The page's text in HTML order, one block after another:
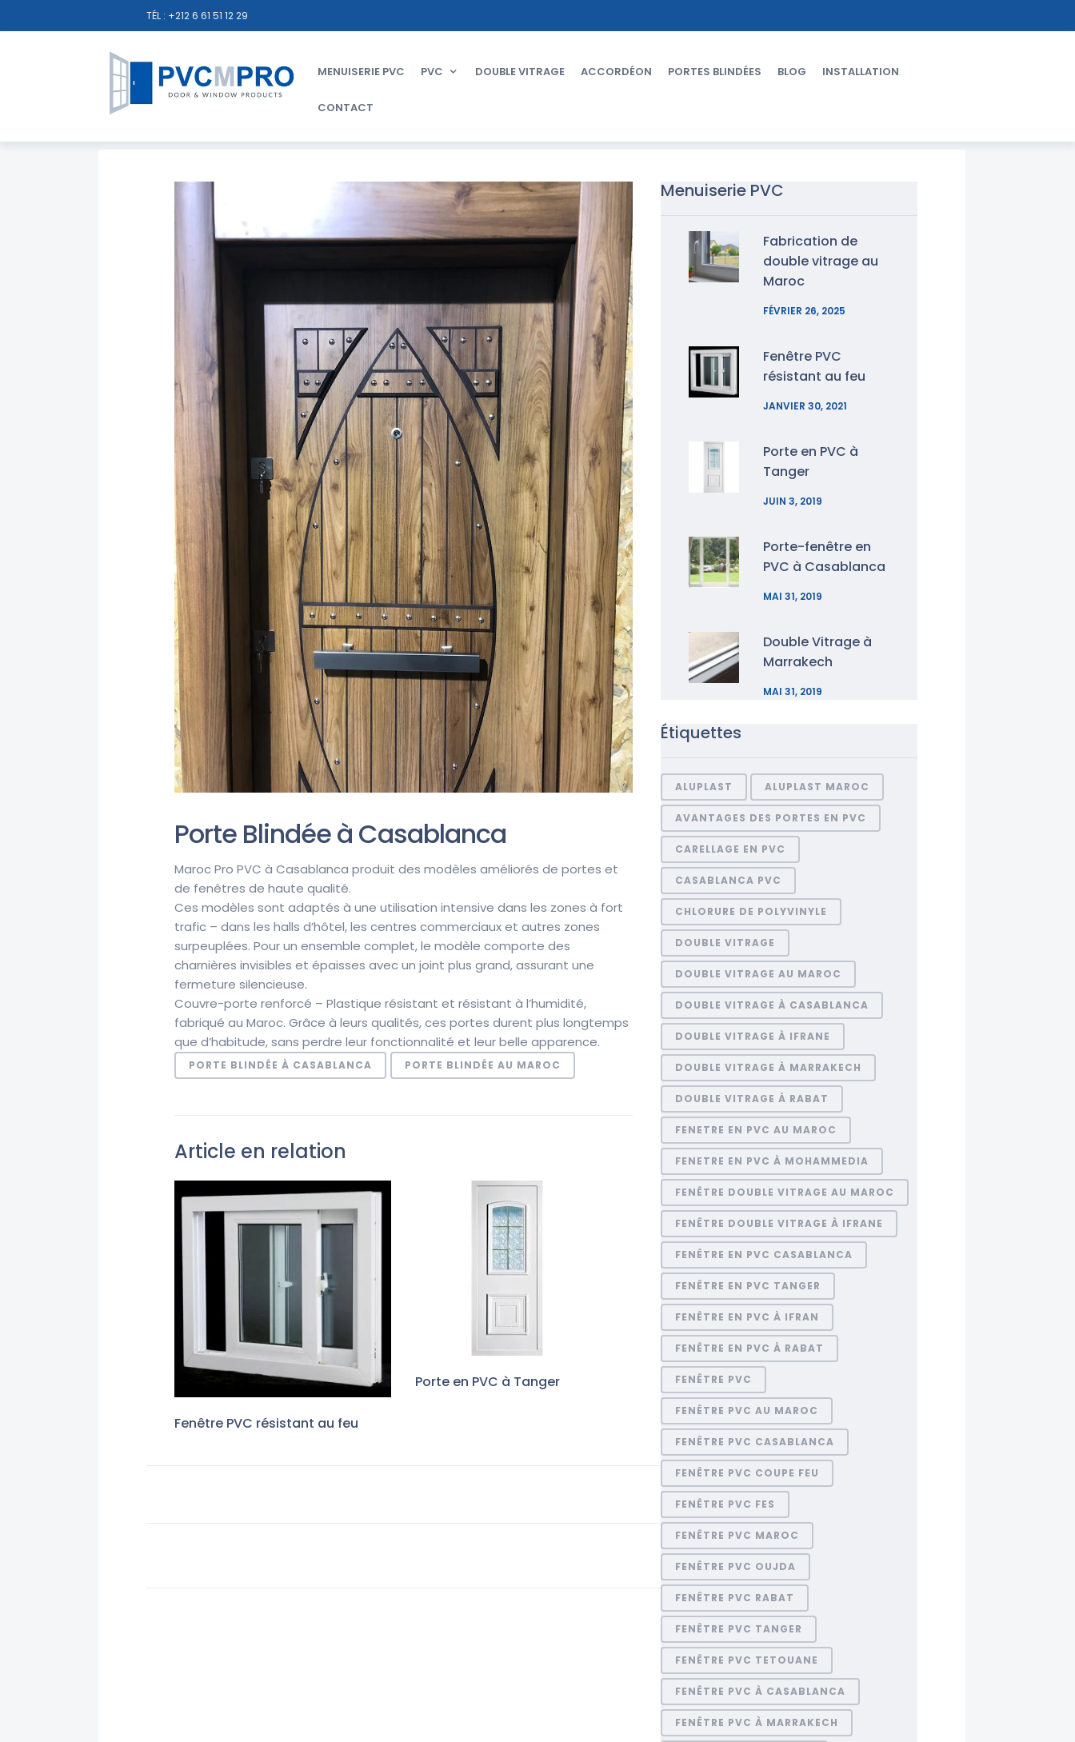
TÉL : +212 6 61 51 12 29
MENUISERIE PVC PVC DOUBLE VITRAGE ACCORDÉON PORTES BLINDÉES BLOG INSTALLATION
CONTACT
Porte Blindée à Casablanca
Maroc Pro PVC à Casablanca produit des modèles améliorés de portes et
de fenêtres de haute qualité.
Ces modèles sont adaptés à une utilisation intensive dans les zones à fort
trafic – dans les halls d’hôtel, les centres commerciaux et autres zones
surpeuplées. Pour un ensemble complet, le modèle comporte des
charnières invisibles et épaisses avec un joint plus grand, assurant une
fermeture silencieuse.
Couvre-porte renforcé – Plastique résistant et résistant à l’humidité,
fabriqué au Maroc. Grâce à leurs qualités, ces portes durent plus longtemps
que d’habitude, sans perdre leur fonctionnalité et leur belle apparence.
PORTE BLINDÉE À CASABLANCA PORTE BLINDÉE AU MAROC
Article en relation
Fenêtre PVC résistant au feu
Porte en PVC à Tanger
Menuiserie PVC
Fabrication de
double vitrage au
Maroc
FÉVRIER 26, 2025
Fenêtre PVC
résistant au feu
JANVIER 30, 2021
Porte en PVC à
Tanger
JUIN 3, 2019
Porte-fenêtre en
PVC à Casablanca
MAI 31, 2019
Double Vitrage à
Marrakech
MAI 31, 2019
Étiquettes
ALUPLAST ALUPLAST MAROC
AVANTAGES DES PORTES EN PVC
CARELLAGE EN PVC
CASABLANCA PVC
CHLORURE DE POLYVINYLE
DOUBLE VITRAGE
DOUBLE VITRAGE AU MAROC
DOUBLE VITRAGE À CASABLANCA
DOUBLE VITRAGE À IFRANE
DOUBLE VITRAGE À MARRAKECH
DOUBLE VITRAGE À RABAT
FENETRE EN PVC AU MAROC
FENETRE EN PVC À MOHAMMEDIA
FENÊTRE DOUBLE VITRAGE AU MAROC
FENÊTRE DOUBLE VITRAGE À IFRANE
FENÊTRE EN PVC CASABLANCA
FENÊTRE EN PVC TANGER
FENÊTRE EN PVC À IFRAN
FENÊTRE EN PVC À RABAT
FENÊTRE PVC
FENÊTRE PVC AU MAROC
FENÊTRE PVC CASABLANCA
FENÊTRE PVC COUPE FEU
FENÊTRE PVC FES
FENÊTRE PVC MAROC
FENÊTRE PVC OUJDA
FENÊTRE PVC RABAT
FENÊTRE PVC TANGER
FENÊTRE PVC TETOUANE
FENÊTRE PVC À CASABLANCA
FENÊTRE PVC À MARRAKECH